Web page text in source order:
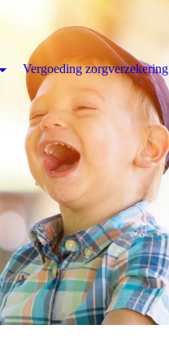
Vergoeding zorgverzekering